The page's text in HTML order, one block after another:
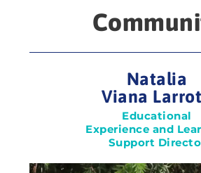
Natalia
Viana
Educational
Experience and
Support